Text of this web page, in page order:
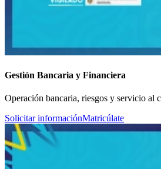
Gestión Bancaria y Financiera
Operación bancaria, riesgos y servicio al
Solicitar informaciónMatricúlate